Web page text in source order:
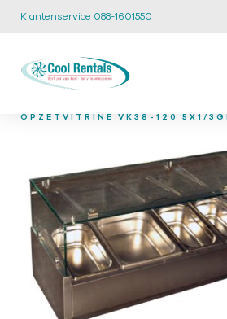
Klantenservice 088-1601550
OPZETVITRINE VK38-120 5X1/